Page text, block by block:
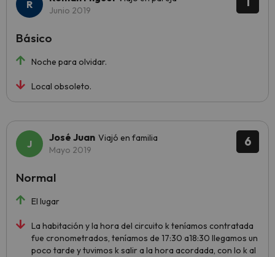
Junio 2019
Noche para olvidar.
Local obsoleto.
Básico
6
José Juan Viajó en familia
Mayo 2019
El lugar
La habitación y la hora del circuito k teníamos contratada
fue cronometrados, teníamos de 17:30 a18:30 llegamos un
poco tarde y tuvimos k salir a la hora acordada, con lo k al
Normal